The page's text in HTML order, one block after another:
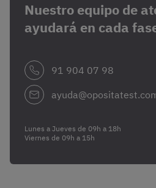
Nuestro equipo de
ayudará en cada
91 904 07 98
Lunes a Jueves de 09h a 18h
Viernes de 09h a 15h